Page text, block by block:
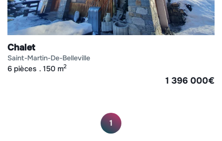
Chalet
saint-martin-de-belleville
6 pièces 150 m2
1 396 000€
1